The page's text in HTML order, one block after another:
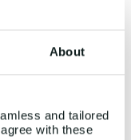
About
and tailored
with these